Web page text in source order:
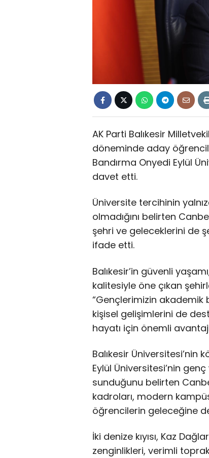
AK Parti Balıkesir
döneminde aday
Bandırma Onyedi Eylül
davet etti.
Üniversite tercihinin
olmadığını belirten
şehri ve geleceklerini de
ifade etti.
Balıkesir’in güvenli
kalitesiyle öne çıkan
“Gençlerimizin akademik
kişisel gelişimlerini de
hayatı için önemli
Balıkesir Üniversitesi’nin
Eylül Üniversitesi’nin
sunduğunu belirten
kadroları, modern
öğrencilerin geleceğine
İki denize kıyısı, Kaz
zenginlikleri, verimli